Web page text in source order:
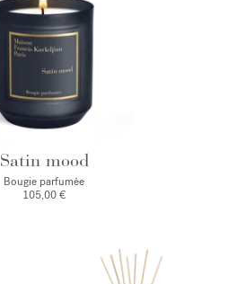
Satin mood
Bougie parfumée
105,00 €